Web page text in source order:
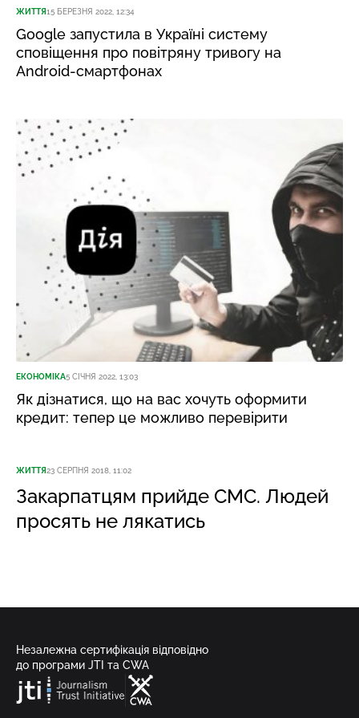
ЖИТТЯ15 БЕРЕЗНЯ 2022, 12:34
Google запустила в Україні систему
сповіщення про повітряну тривогу на
Android-смартфонах
ЕКОНОМІКА5 СІЧНЯ 2022, 13:03
Як дізнатися, що на вас хочуть оформити
кредит: тепер це можливо перевірити
ЖИТТЯ23 СЕРПНЯ 2018, 11:02
Закарпатцям прийде СМС. Людей
просять не лякатись
Незалежна сертифікація відповідно
до програми JTI та CWA